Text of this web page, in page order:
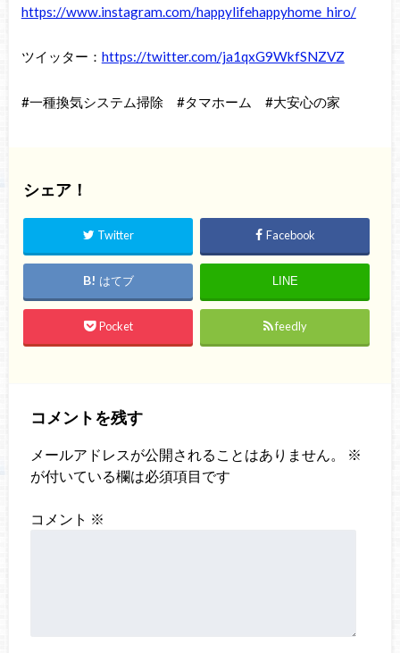
https://www.instagram.com/happylifehappyhome_hiro/
ツイッター： https://twitter.com/ja1qxG9WkfSNZVZ
#一種換気システム掃除 #タマホーム #大安心の家
シェア！
Twitter Facebook
はてブ LINE
Pocket feedly
コメントを残す
メールアドレスが公開されることはありません。
※
が付いている欄は必須項目です
コメント ※